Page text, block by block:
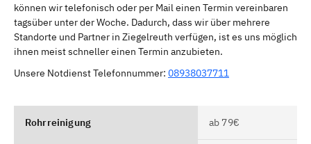
können wir telefonisch oder per Mail einen Termin vereinbaren
tagsüber unter der Woche. Dadurch, dass wir über mehrere
Standorte und Partner in Ziegelreuth verfügen, ist es uns möglich
ihnen meist schneller einen Termin anzubieten.
Unsere Notdienst Telefonnummer: 08938037711
Rohrreinigung ab 79€